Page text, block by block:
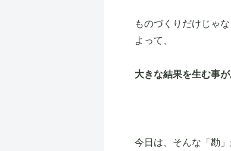
ものづくりだけじゃ
よって、
大きな結果を生む事が
今日は、そんな「勘